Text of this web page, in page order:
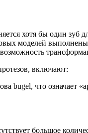
хотя бы один
моделей
включают:
bugel, что означает
большое